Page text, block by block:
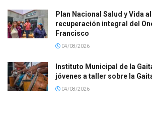
Plan Nacional Salud y Vida
recuperación integral del
Francisco
04/08/2026
Instituto Municipal de la
jóvenes a taller sobre la
04/08/2026